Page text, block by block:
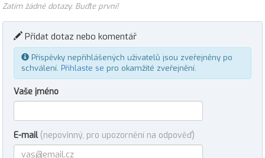
Zatím žádné dotazy. Buďte první!
Přidat dotaz nebo komentář
Příspěvky nepřihlášených uživatelů jsou zveřejněny po
schválení. Přihlaste se pro okamžité zveřejnění.
Vaše jméno
E-mail (nepovinný, pro upozornění na odpověď)